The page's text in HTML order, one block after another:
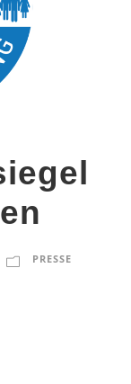
PRESSE